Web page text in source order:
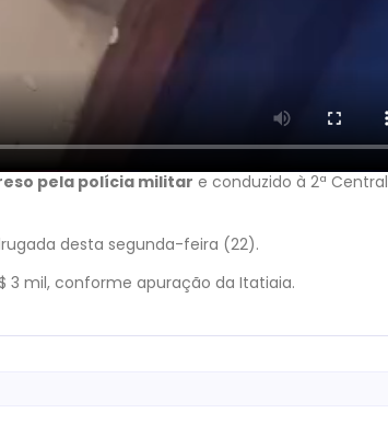
pela polícia militar e conduzido à 2ª Central
desta segunda-feira (22).
3 mil, conforme apuração da Itatiaia.